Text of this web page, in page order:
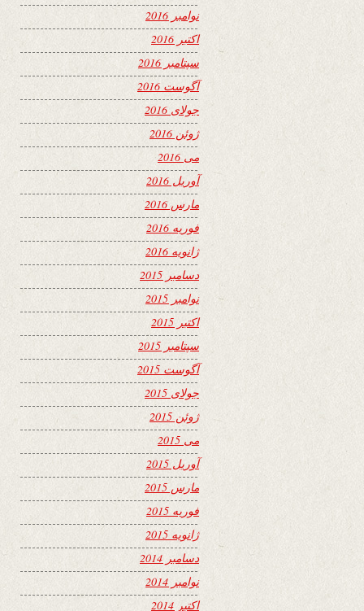
نوامبر 2016
اکتبر 2016
سپتامبر 2016
آگوست 2016
جولای 2016
ژوئن 2016
می 2016
آوریل 2016
مارس 2016
فوریه 2016
ژانویه 2016
دسامبر 2015
نوامبر 2015
اکتبر 2015
سپتامبر 2015
آگوست 2015
جولای 2015
ژوئن 2015
می 2015
آوریل 2015
مارس 2015
فوریه 2015
ژانویه 2015
دسامبر 2014
نوامبر 2014
اکتبر 2014